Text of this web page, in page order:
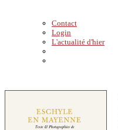
Contact
Login
L'actualité d'hier